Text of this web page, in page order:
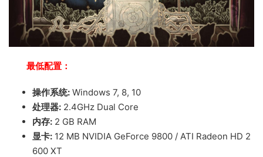
最低配置：
操作系统: Windows 7, 8, 10
处理器: 2.4GHz Dual Core
内存: 2 GB RAM
显卡: 12 MB NVIDIA GeForce 9800 / ATI Radeon HD 2
600 XT